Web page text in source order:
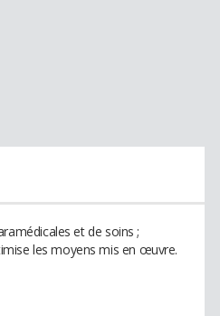
et de soins ;
les moyens mis en œuvre.